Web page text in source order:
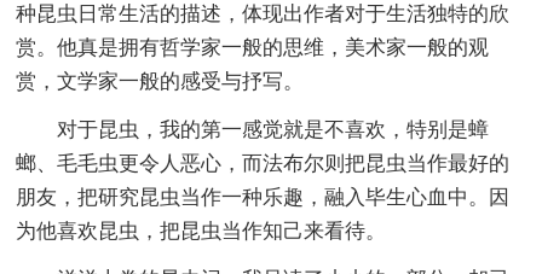
种昆虫日常生活的描述，体现出作者对于生活独特的欣
赏。他真是拥有哲学家一般的思维，美术家一般的观
赏，文学家一般的感受与抒写。
对于昆虫，我的第一感觉就是不喜欢，特别是蟑
螂、毛毛虫更令人恶心，而法布尔则把昆虫当作最好的
朋友，把研究昆虫当作一种乐趣，融入毕生心血中。因
为他喜欢昆虫，把昆虫当作知己来看待。